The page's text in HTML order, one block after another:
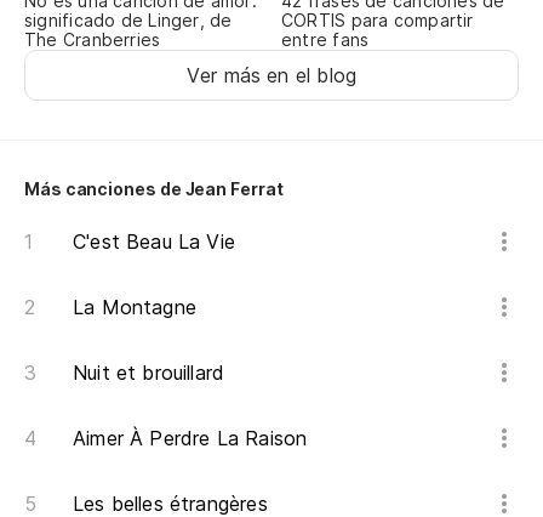
significado de Linger, de
The Cranberries
CORTIS para compartir
entre fans
Ver más en el blog
Más canciones de Jean Ferrat
C'est Beau La Vie
La Montagne
Nuit et brouillard
Aimer À Perdre La Raison
Les belles étrangères